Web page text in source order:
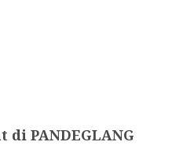
PANDEGLANG